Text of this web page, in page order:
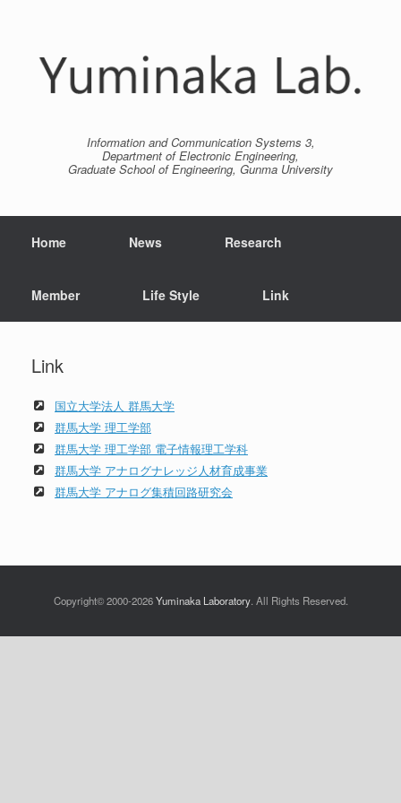
Information and Communication Systems 3,
Department of Electronic Engineering,
Graduate School of Engineering, Gunma University
Home News Research
Member Life Style Link
Link
国立大学法人 群馬大学
群馬大学 理工学部
群馬大学 理工学部 電子情報理工学科
群馬大学 アナログナレッジ人材育成事業
群馬大学 アナログ集積回路研究会
Copyright© 2000-2026Yuminaka Laboratory. All Rights Reserved.